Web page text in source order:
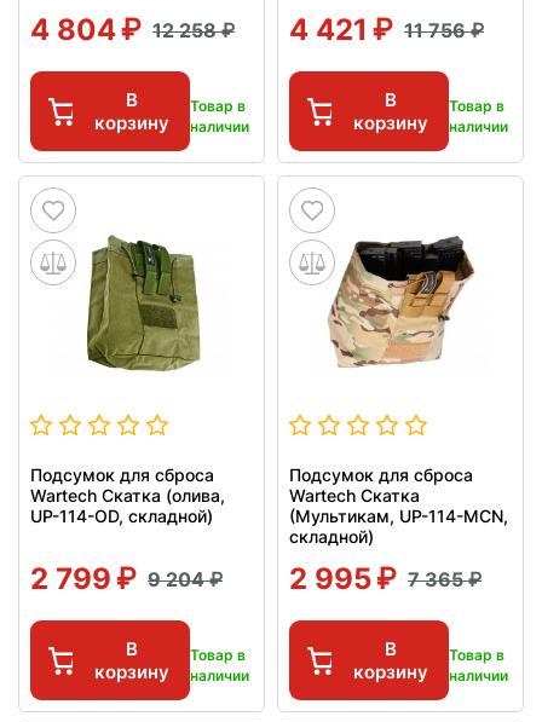
4 804 12 258
В
корзину
Товар в
наличии
4 421 11 756
В
корзину
Товар в
наличии
Подсумок для сброса
Wartech Скатка (олива,
UP-114-OD, складной)
2 799 9 204
В
корзину
Товар в
наличии
Подсумок для сброса
Wartech Скатка
(Мультикам, UP-114-MCN,
складной)
2 995 7 365
В
корзину
Товар в
наличии